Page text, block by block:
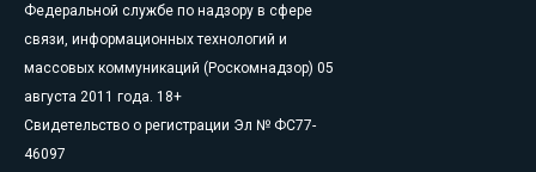
Федеральной службе по надзору в сфере
связи, информационных технологий и
массовых коммуникаций (Роскомнадзор) 05
августа 2011 года. 18+
Свидетельство о регистрации Эл № ФС77-
46097